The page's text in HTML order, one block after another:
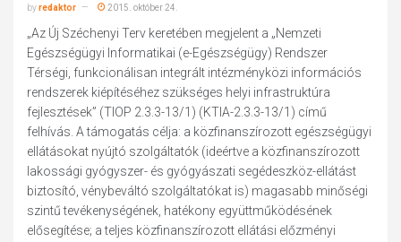
byredaktor 2015. október 24.
„Az Új Széchenyi Terv keretében megjelent a „Nemzeti
Egészségügyi Informatikai (e-Egészségügy) Rendszer
Térségi, funkcionálisan integrált intézményközi információs
rendszerek kiépítéséhez szükséges helyi infrastruktúra
fejlesztések” (TIOP 2.3.3-13/1) (KTIA-2.3.3-13/1) című
felhívás. A támogatás célja: a közfinanszírozott egészségügyi
ellátásokat nyújtó szolgáltatók (ideértve a közfinanszírozott
lakossági gyógyszer- és gyógyászati segédeszköz-ellátást
biztosító, vénybeváltó szolgáltatókat is) magasabb minőségi
szintű tevékenységének, hatékony együttműködésének
elősegítése; a teljes közfinanszírozott ellátási előzményi